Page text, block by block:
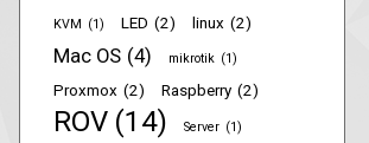
KVM (1) LED (2) linux (2)
Mac OS (4) mikrotik (1)
Proxmox (2) Raspberry (2)
ROV (14) Server (1)